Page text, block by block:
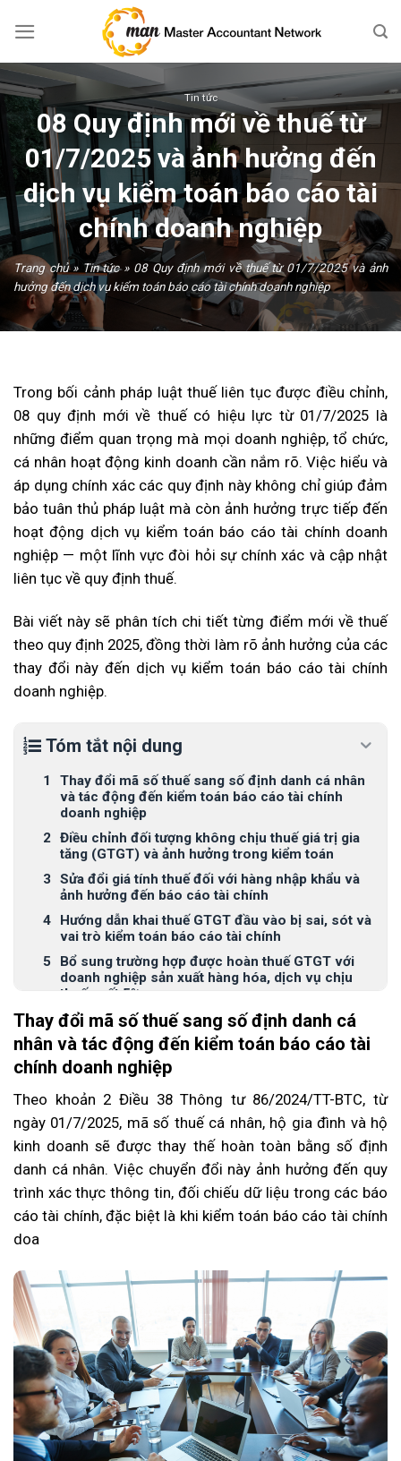
Tin tức
08 Quy định mới về thuế từ
01/7/2025 và ảnh hưởng đến
dịch vụ kiểm toán báo cáo tài
chính doanh nghiệp
Trang chủ» Tin tức» 08 Quy định mới về thuế từ 01/7/2025 và ảnh
hưởng đến dịch vụ kiểm toán báo cáo tài chính doanh nghiệp
Trong bối cảnh pháp luật thuế liên tục được điều chỉnh,
08 quy định mới về thuế có hiệu lực từ 01/7/2025 là
những điểm quan trọng mà mọi doanh nghiệp, tổ chức,
cá nhân hoạt động kinh doanh cần nắm rõ. Việc hiểu và
áp dụng chính xác các quy định này không chỉ giúp đảm
bảo tuân thủ pháp luật mà còn ảnh hưởng trực tiếp đến
hoạt động dịch vụ kiểm toán báo cáo tài chính doanh
nghiệp — một lĩnh vực đòi hỏi sự chính xác và cập nhật
liên tục về quy định thuế.
Bài viết này sẽ phân tích chi tiết từng điểm mới về thuế
theo quy định 2025, đồng thời làm rõ ảnh hưởng của các
thay đổi này đến dịch vụ kiểm toán báo cáo tài chính
doanh nghiệp.
Tóm tắt nội dung
Thay đổi mã số thuế sang số định danh cá nhân
và tác động đến kiểm toán báo cáo tài chính
doanh nghiệp
Điều chỉnh đối tượng không chịu thuế giá trị gia
tăng (GTGT) và ảnh hưởng trong kiểm toán
Sửa đổi giá tính thuế đối với hàng nhập khẩu và
ảnh hưởng đến báo cáo tài chính
Hướng dẫn khai thuế GTGT đầu vào bị sai, sót và
vai trò kiểm toán báo cáo tài chính
Bổ sung trường hợp được hoàn thuế GTGT với
doanh nghiệp sản xuất hàng hóa, dịch vụ chịu
thuế suất 5%
Điều kiện khấu trừ thuế GTGT đầu vào thay đổi từ
01/7/2025 và ảnh hưởng đến kiểm toán
Điều chỉnh thuế suất GTGT của một số hàng hóa,
dịch vụ và ảnh hưởng đến báo cáo tài chính
Bổ sung quy định với hàng hóa khuyến mại
Nguyên tắc quản lý thuế mới và ảnh hưởng đến
dịch vụ kiểm toán báo cáo tài chính doanh nghiệp
Kết luận
Thay đổi mã số thuế sang số định danh cá
nhân và tác động đến kiểm toán báo cáo tài
chính doanh nghiệp
Theo khoản 2 Điều 38 Thông tư 86/2024/TT-BTC, từ
ngày 01/7/2025, mã số thuế cá nhân, hộ gia đình và hộ
kinh doanh sẽ được thay thế hoàn toàn bằng số định
danh cá nhân. Việc chuyển đổi này ảnh hưởng đến quy
trình xác thực thông tin, đối chiếu dữ liệu trong các báo
cáo tài chính, đặc biệt là khi kiểm toán báo cáo tài chính
doa